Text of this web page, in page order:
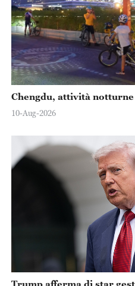
Chengdu, attività
10-Aug-2026